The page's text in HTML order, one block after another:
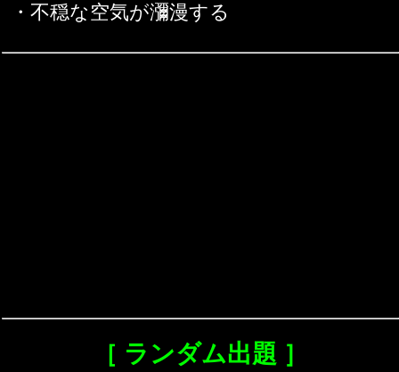
・不穏な空気が瀰漫する
［ ランダム出題 ］